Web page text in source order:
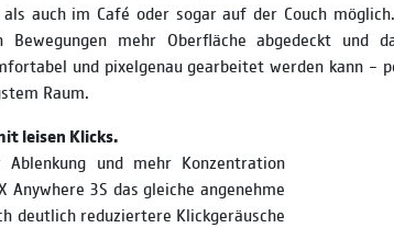
auch im Café oder sogar auf der Couch
Bewegungen mehr Oberfläche abgedeckt und
und pixelgenau gearbeitet werden kann –
Raum.
leisen Klicks.
Ablenkung und mehr Konzentration
Anywhere 3S das gleiche angenehme
deutlich reduziertere Klickgeräusche